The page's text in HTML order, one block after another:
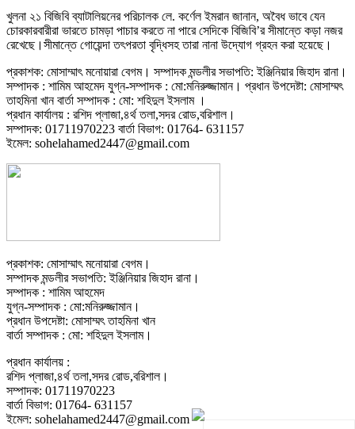
খুলনা ২১ বিজিবি ব্যাটালিয়নের পরিচালক লে. কর্ণেল ইমরান জানান, অবৈধ ভাবে যেন
চোরকারবারীরা ভারতে চামড়া পাচার করতে না পারে সেদিকে বিজিবি’র সীমান্তে কড়া নজর
রেখেছে।সীমান্তে গোয়েন্দা তৎপরতা বৃদ্ধিসহ তারা নানা উদ্যোগ গ্রহন করা হয়েছে।
প্রকাশক: মোসাম্মাৎ মনোয়ারা বেগম। সম্পাদক মন্ডলীর সভাপতি: ইঞ্জিনিয়ার জিহাদ রানা।
সম্পাদক : শামিম আহমেদ যুগ্ন-সম্পাদক : মো:মনিরুজ্জামান। প্রধান উপদেষ্টা: মোসাম্মৎ
তাহমিনা খান বার্তা সম্পাদক : মো: শহিদুল ইসলাম ।
প্রধান কার্যালয় : রশিদ প্লাজা,৪র্থ তলা,সদর রোড,বরিশাল।
সম্পাদক: 01711970223 বার্তা বিভাগ: 01764- 631157
ইমেল: sohelahamed2447@gmail.com
প্রকাশক: মোসাম্মাৎ মনোয়ারা বেগম।
সম্পাদক মন্ডলীর সভাপতি: ইঞ্জিনিয়ার জিহাদ রানা।
সম্পাদক : শামিম আহমেদ
যুগ্ন-সম্পাদক : মো:মনিরুজ্জামান।
প্রধান উপদেষ্টা: মোসাম্মৎ তাহমিনা খান
বার্তা সম্পাদক : মো: শহিদুল ইসলাম।
প্রধান কার্যালয় :
রশিদ প্লাজা,৪র্থ তলা,সদর রোড,বরিশাল।
সম্পাদক: 01711970223
বার্তা বিভাগ: 01764- 631157
ইমেল: sohelahamed2447@gmail.com